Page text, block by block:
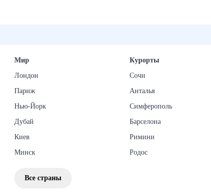
Мир
Лондон
Париж
Нью-Йорк
Дубай
Киев
Минск
Курорты
Сочи
Анталья
Симферополь
Барселона
Римини
Родос
Все страны